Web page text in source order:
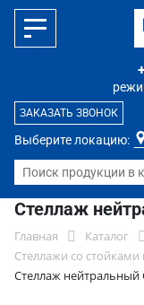
Выберите локацию:
ЗАКАЗАТЬ ЗВОНОК
Стеллаж
Главная Каталог
Стеллажи со стойками
Стеллаж нейтральный